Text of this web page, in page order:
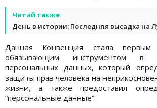
Читай также:
День в истории: Последняя высадка на
Данная Конвенция стала первым
обязывающим инструментом в
персональных данных, который
защиты прав человека на
жизни, а также предоставил
“персональные данные“.